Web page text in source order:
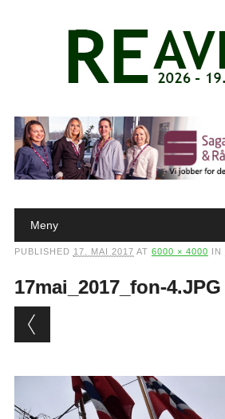
Main menu
Meny
PUBLISHED 17. MAI 2017 AT 6000 × 4000 IN
17mai_2017_fon-4.JPG